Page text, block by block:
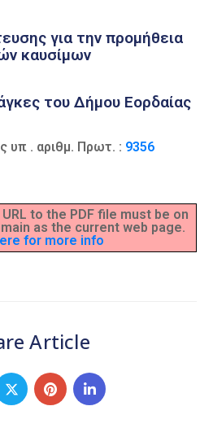
για την προμήθεια
καυσίμων
του Δήμου Εορδαίας
υπ . αριθμ. Πρωτ. : 9356
to the PDF file must be on
as the current web page.
for more info
Article